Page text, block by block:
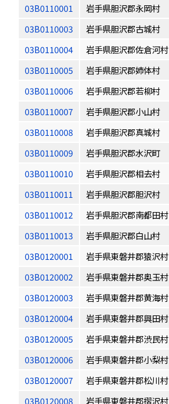
03B0110001
岩手県胆沢郡永岡村
03B0110003
岩手県胆沢郡古城村
03B0110004
岩手県胆沢郡佐倉河村
03B0110005
岩手県胆沢郡姉体村
03B0110006
岩手県胆沢郡若柳村
03B0110007
岩手県胆沢郡小山村
03B0110008
岩手県胆沢郡真城村
03B0110009
岩手県胆沢郡水沢町
03B0110010
岩手県胆沢郡相去村
03B0110011
岩手県胆沢郡胆沢村
03B0110012
岩手県胆沢郡南都田村
03B0110013
岩手県胆沢郡白山村
03B0120001
岩手県東磐井郡猿沢村
03B0120002
岩手県東磐井郡奥玉村
03B0120003
岩手県東磐井郡黄海村
03B0120004
岩手県東磐井郡興田村
03B0120005
岩手県東磐井郡渋民村
03B0120006
岩手県東磐井郡小梨村
03B0120007
岩手県東磐井郡松川村
03B0120008
岩手県東磐井郡摺沢村